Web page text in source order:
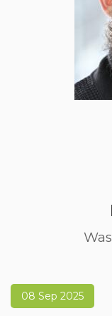
08 Sep 2025